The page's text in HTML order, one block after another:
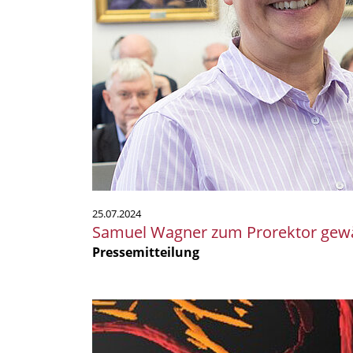
25.07.2024
Samuel Wagner zum Prorektor
Pressemitteilung
Salmonelleninfektionen
mit
Pathoblockern